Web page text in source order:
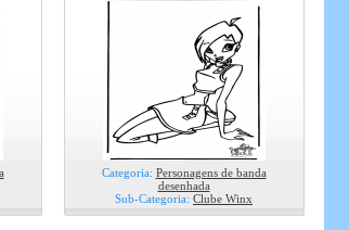
Categoria: Personagens de banda
desenhada
Sub-Categoria: Clube Winx